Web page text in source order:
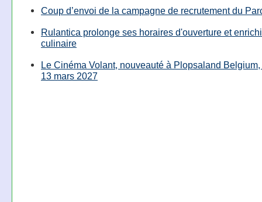
Coup d’envoi de la campagne de recrutement du
Rulantica prolonge ses horaires d'ouverture et
culinaire
Le Cinéma Volant, nouveauté à Plopsaland
13 mars 2027